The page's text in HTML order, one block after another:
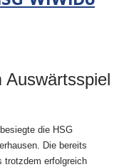
Auswärtsspiel
die HSG
Die bereits
trotzdem erfolgreich